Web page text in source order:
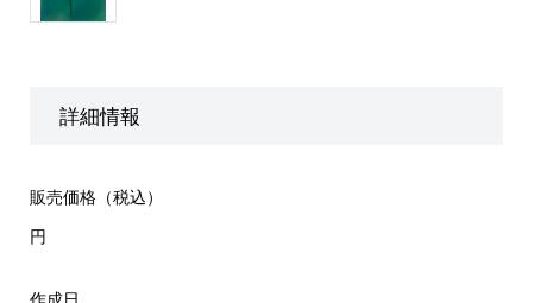
詳細情報
販売価格（税込）
円